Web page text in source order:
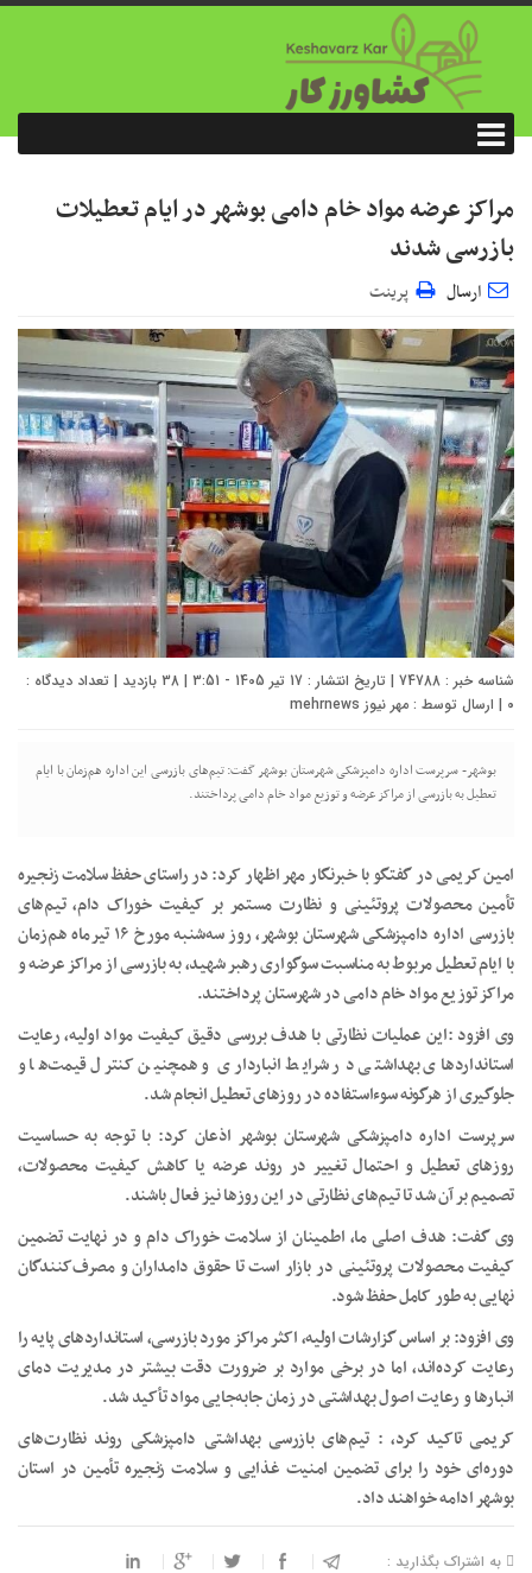
مراکز عرضه مواد خام دامی بوشهر در ایام تعطیلات
بازرسی شدند
ارسال پرینت
شناسه خبر : 74788 | تاریخ انتشار : 17 تیر 1405 - 3:51 | 38 بازدید | تعداد دیدگاه :
۰ | ارسال توسط : مهر نیوز mehrnews
بوشهر- سرپرست اداره دامپزشکی شهرستان بوشهر گفت: تیم‌های بازرسی این اداره هم‌زمان با ایام
تعطیل به بازرسی از مراکز عرضه و توزیع مواد خام دامی پرداختند.
امین کریمی در گفتگو با خبرنگار مهر اظهار کرد: در راستای حفظ سلامت زنجیره
تأمین محصولات پروتئینی و نظارت مستمر بر کیفیت خوراک دام، تیم‌های
بازرسی اداره دامپزشکی شهرستان بوشهر، روز سه‌شنبه مورخ ۱۶ تیرماه هم‌زمان
با ایام تعطیل مربوط به مناسبت سوگواری رهبر شهید، به بازرسی از مراکز عرضه و
مراکز توزیع مواد خام دامی در شهرستان پرداختند.
وی افزود :این عملیات نظارتی با هدف بررسی دقیق کیفیت مواد اولیه، رعایت
استانداردهای بهداشتی در شرایط انبارداری و همچنین کنترل قیمت‌ها و
جلوگیری از هرگونه سوءاستفاده در روزهای تعطیل انجام شد.
سرپرست اداره دامپزشکی شهرستان بوشهر اذعان کرد: با توجه به حساسیت
روزهای تعطیل و احتمال تغییر در روند عرضه یا کاهش کیفیت محصولات،
تصمیم بر آن شد تا تیم‌های نظارتی در این روزها نیز فعال باشند.
وی گفت: هدف اصلی ما، اطمینان از سلامت خوراک دام و در نهایت تضمین
کیفیت محصولات پروتئینی در بازار است تا حقوق دامداران و مصرف‌کنندگان
نهایی به طور کامل حفظ شود.
وی افزود: بر اساس گزارشات اولیه، اکثر مراکز مورد بازرسی، استانداردهای پایه را
رعایت کرده‌اند، اما در برخی موارد بر ضرورت دقت بیشتر در مدیریت دمای
انبارها و رعایت اصول بهداشتی در زمان جابه‌جایی مواد تأکید شد.
کریمی تاکید کرد، : تیم‌های بازرسی بهداشتی دامپزشکی روند نظارت‌های
دوره‌ای خود را برای تضمین امنیت غذایی و سلامت زنجیره تأمین در استان
بوشهر ادامه خواهند داد.
به اشتراک بگذارید :